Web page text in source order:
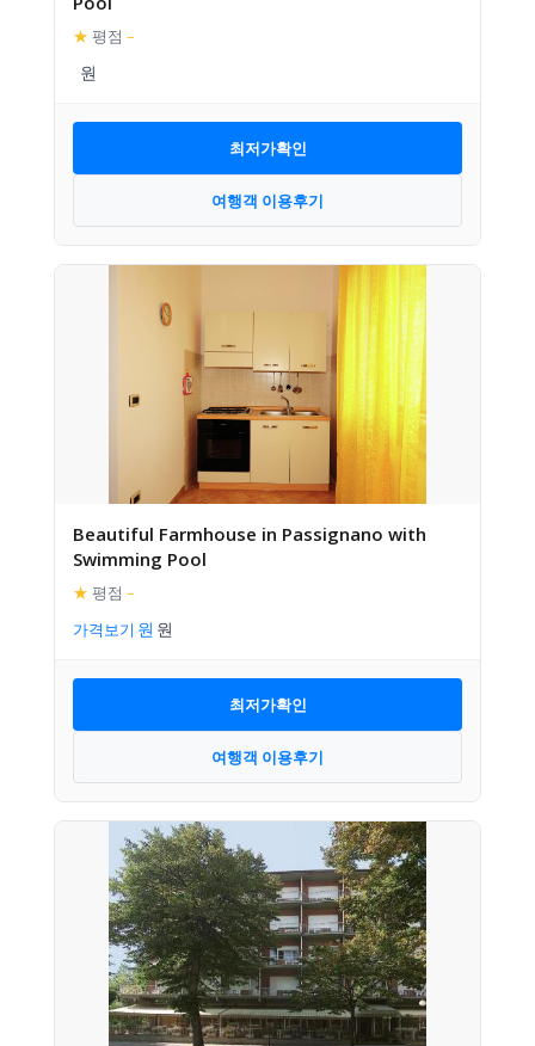
★ 평점 –
최저가확인
여행객 이용후기
Beautiful Farmhouse in Passignano with
Swimming Pool
★ 평점 –
가격보기
최저가확인
여행객 이용후기